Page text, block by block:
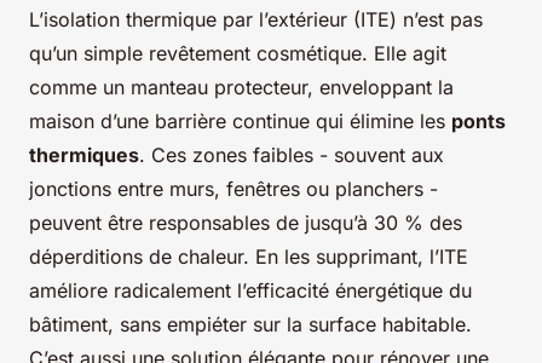
L’isolation thermique par l’extérieur (ITE) n’est pas
qu’un simple revêtement cosmétique. Elle agit
comme un manteau protecteur, enveloppant la
maison d’une barrière continue qui élimine les ponts
thermiques. Ces zones faibles - souvent aux
jonctions entre murs, fenêtres ou planchers -
peuvent être responsables de jusqu’à 30 % des
déperditions de chaleur. En les supprimant, l’ITE
améliore radicalement l’efficacité énergétique du
bâtiment, sans empiéter sur la surface habitable.